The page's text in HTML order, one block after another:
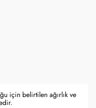
için belirtilen ağırlık ve